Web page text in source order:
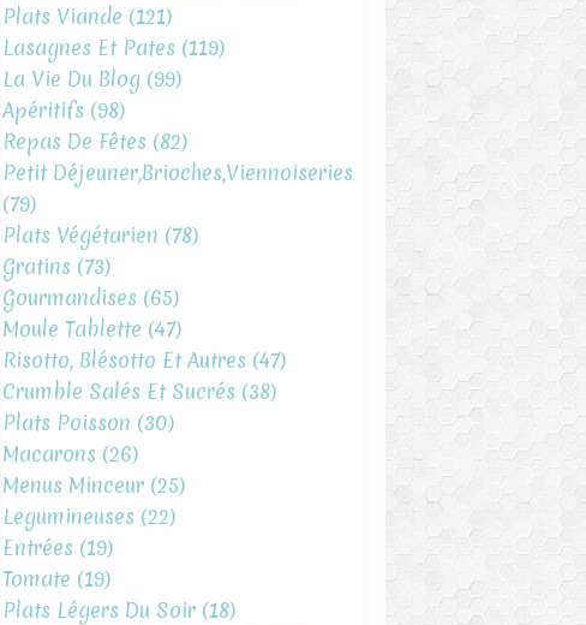
Plats Viande (121)
Lasagnes Et Pates (119)
La Vie Du Blog (99)
Apéritifs (98)
Repas De Fêtes (82)
Petit Déjeuner,brioches,viennoiseries
(79)
Plats Végétarien (78)
Gratins (73)
Gourmandises (65)
Moule Tablette (47)
Risotto, Blésotto Et Autres (47)
Crumble Salés Et Sucrés (38)
Plats Poisson (30)
Macarons (26)
Menus Minceur (25)
Legumineuses (22)
Entrées (19)
Tomate (19)
Plats Légers Du Soir (18)